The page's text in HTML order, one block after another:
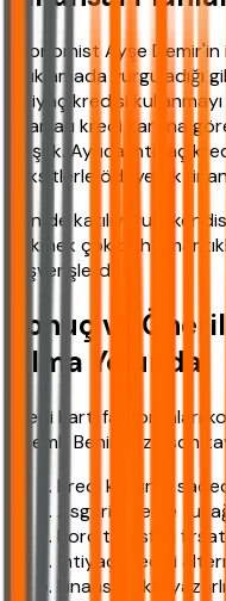
Ekonomist Ayşe
açıklamada
ihtiyaç kredisi
oranları kredi kartına
düşük. Ayrıca ihtiyaç
taksitlerle ödeyerek
Ben de katılıyorum
çekmek çok daha
alışverişlerde.
Sonuç ve
Olma Yolunda
Kredi kartı faiz oranları
önemli. Benim size son
Kredi kartınızı
Asgari ödeme
Borç transferi
İhtiyaç kredisi
Finansal